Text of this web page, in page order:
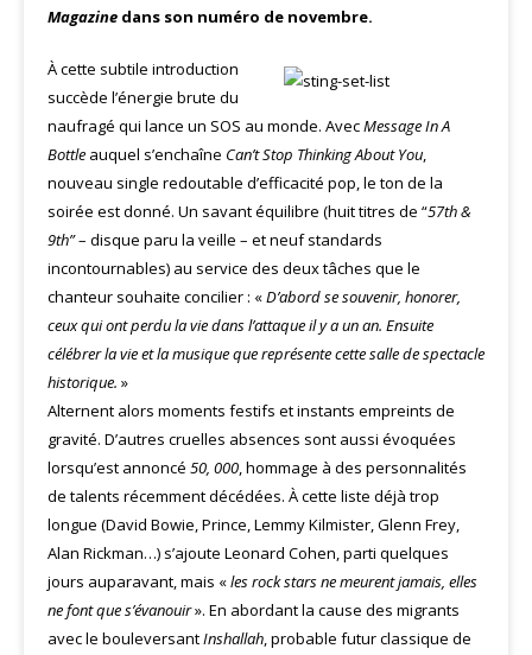
Magazine dans son numéro de novembre.
À cette subtile introduction
succède l’énergie brute du
naufragé qui lance un SOS au monde. AvecMessage In A
Bottle auquel s’enchaîne Can’t Stop Thinking About You,
nouveau single redoutable d’efficacité pop, le ton de la
soirée est donné. Un savant équilibre (huit titres de “57th &
9th”– disque paru la veille – et neuf standards
incontournables) au service des deux tâches que le
chanteur souhaite concilier : «D’abord se souvenir, honorer,
ceux qui ont perdu la vie dans l’attaque il y a un an. Ensuite
célébrer la vie et la musique que représente cette salle de spectacle
historique. »
Alternent alors moments festifs et instants empreints de
gravité. D’autres cruelles absences sont aussi évoquées
lorsqu’est annoncé 50, 000, hommage à des personnalités
de talents récemment décédées. À cette liste déjà trop
longue (David Bowie, Prince, Lemmy Kilmister, Glenn Frey,
Alan Rickman…) s’ajoute Leonard Cohen, parti quelques
jours auparavant, mais «les rock stars ne meurent jamais, elles
ne font que s’évanouir». En abordant la cause des migrants
avec le bouleversantInshallah, probable futur classique de